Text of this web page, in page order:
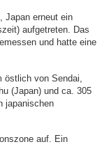
Japan erneut ein
aufgetreten. Das
und hatte eine
von Sendai,
(Japan) und ca. 305
japanischen
auf. Ein